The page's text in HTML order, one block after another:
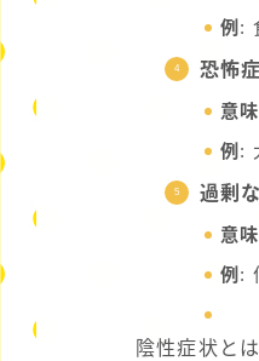
例 :
恐怖
意味
例 :
過剰
意味
例 :
陰性症状と